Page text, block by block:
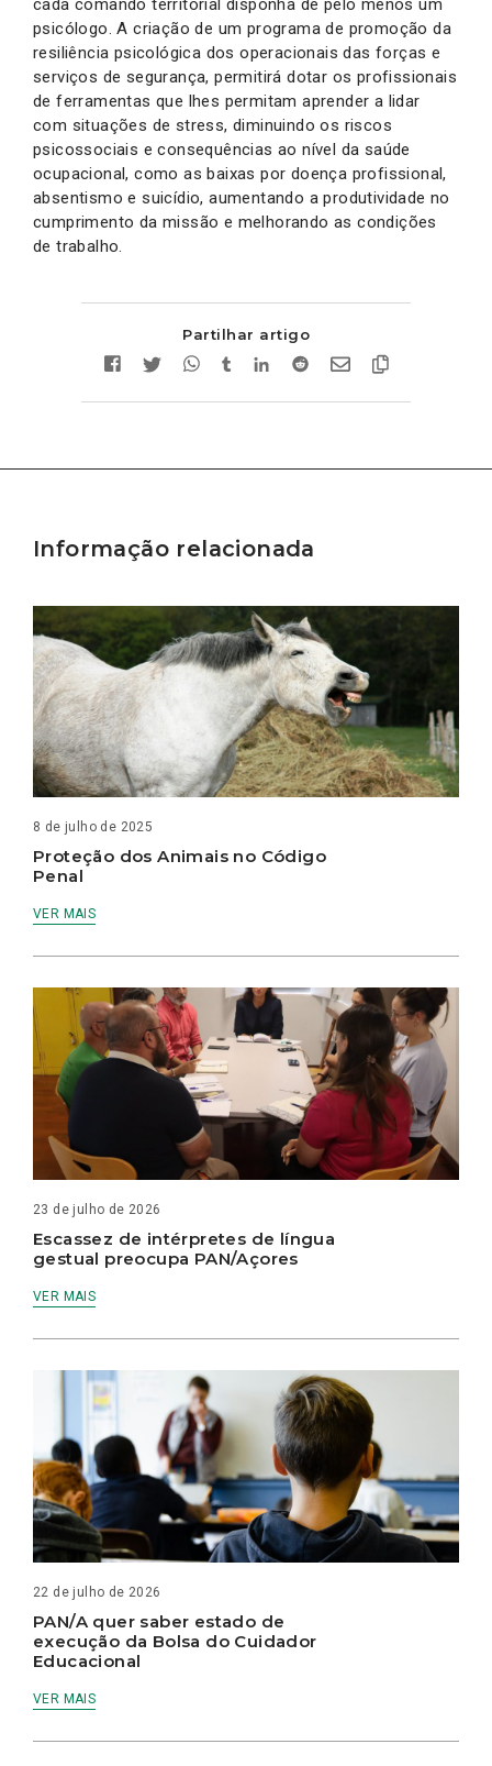
cada comando territorial disponha de pelo menos um
psicólogo. A criação de um programa de promoção da
resiliência psicológica dos operacionais das forças e
serviços de segurança, permitirá dotar os profissionais
de ferramentas que lhes permitam aprender a lidar
com situações de stress, diminuindo os riscos
psicossociais e consequências ao nível da saúde
ocupacional, como as baixas por doença profissional,
absentismo e suicídio, aumentando a produtividade no
cumprimento da missão e melhorando as condições
de trabalho.
Partilhar artigo
Informação relacionada
8 de julho de 2025
Proteção dos Animais no Código
Penal
VER MAIS
23 de julho de 2026
Escassez de intérpretes de língua
gestual preocupa PAN/Açores
VER MAIS
22 de julho de 2026
PAN/A quer saber estado de
execução da Bolsa do Cuidador
Educacional
VER MAIS